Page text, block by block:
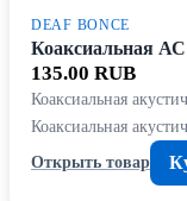
DEAF BONCE
Коаксиальная
135.00 RUB
Коаксиальная
Коаксиальная
Открыть товар